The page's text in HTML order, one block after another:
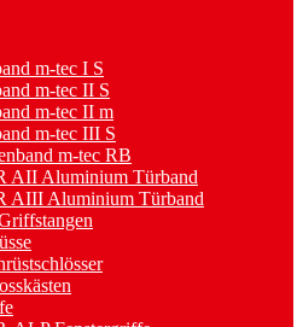
m-tec I S
m-tec II S
m-tec II m
m-tec III S
m-tec RB
AII Aluminium Türband
AIII Aluminium Türband